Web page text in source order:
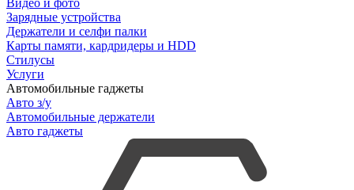
Зарядные устройства
Держатели и селфи палки
Карты памяти, кардридеры и HDD
Стилусы
Услуги
Автомобильные гаджеты
Авто з/у
Автомобильные держатели
Авто гаджеты